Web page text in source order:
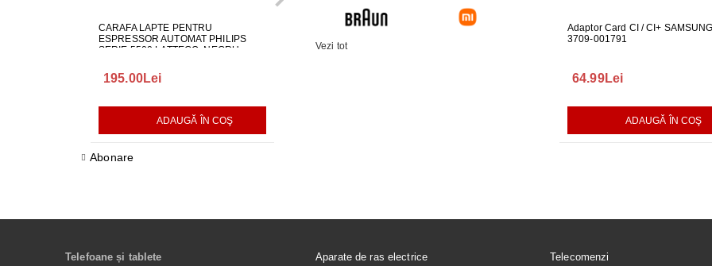
CARAFA LAPTE PENTRU
ESPRESSOR AUTOMAT PHILIPS
SERIE 5500 LATTEGO, NEGRU,
195.00Lei
ADAUGĂ ÎN COŞ
ALIMENTATOR PENTRU MONITOR
CABLU ONE CONNECT PENTRU
TELEVIZOR SAMSUNG
FURTUN
Abonare
Vezi tot
Adaptor Card CI / CI+ SAMSUNG
3709-001791
64.99Lei
ADAUGĂ ÎN COŞ
Telefoane și tablete
Aparate de ras electrice
Telecomenzi